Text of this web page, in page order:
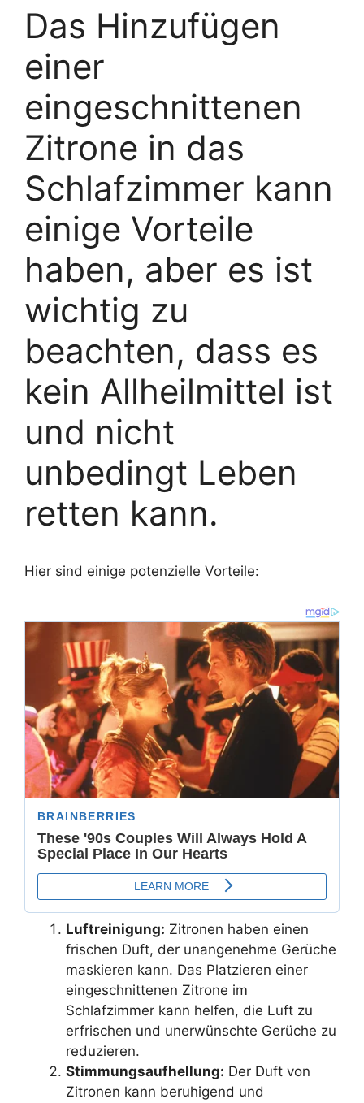
Das Hinzufügen
einer
eingeschnittenen
Zitrone in das
Schlafzimmer kann
einige Vorteile
haben, aber es ist
wichtig zu
beachten, dass es
kein Allheilmittel ist
und nicht
unbedingt Leben
retten kann.
Hier sind einige potenzielle Vorteile:
Luftreinigung: Zitronen haben einen
frischen Duft, der unangenehme Gerüche
maskieren kann. Das Platzieren einer
eingeschnittenen Zitrone im
Schlafzimmer kann helfen, die Luft zu
erfrischen und unerwünschte Gerüche zu
reduzieren.
Stimmungsaufhellung: Der Duft von
Zitronen kann beruhigend und